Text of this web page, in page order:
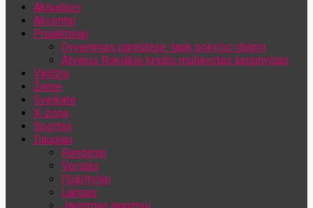
Aktualijos
Akcentai
Projektiniai
Gyvenimas paraštėse: tapk pokyčio dalimi
Atvėrus Rokiškio krašto muliavotas lunginyčias
Valdžia
Žemė
Sveikata
X-zona
Sportas
Daugiau
Renginiai
Verslas
(Sub)tyliai
Langas